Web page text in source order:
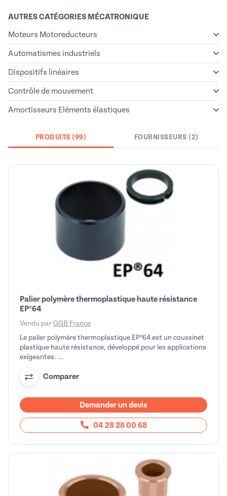
AUTRES CATÉGORIES MÉCATRONIQUE
Moteurs Motoreducteurs
Automatismes industriels
Dispositifs linéaires
Contrôle de mouvement
Amortisseurs Eléments élastiques
PRODUITS (99) FOURNISSEURS (2)
Palier polymère thermoplastique haute résistance
EP®64
Vendu par GGB France
Le palier polymère thermoplastique EP®64 est un coussinet
plastique haute résistance, développé pour les applications
exigeantes. ...
Comparer
Demander un devis
04 28 28 00 68